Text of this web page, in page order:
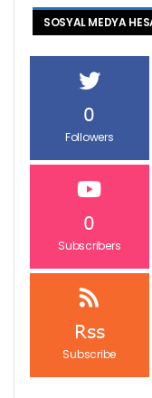
SOSYAL MEDYA
0
Followers
0
Subscribers
Rss
Subscribe